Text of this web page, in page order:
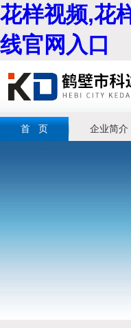
花样视频,花
线官网入口
首 页 企业简介